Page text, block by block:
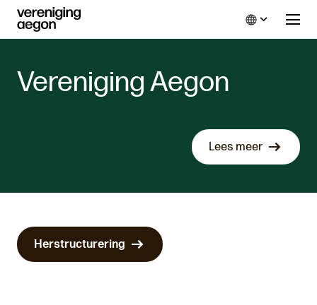
Language
Vereniging Aegon
Lees meer
Herstructurering